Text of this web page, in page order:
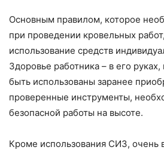
Основным правилом, которое
при проведении кровельных
использование средств
Здоровье работника – в его
быть использованы заранее
проверенные инструменты,
безопасной работы на высоте.
Кроме использования СИЗ, очень